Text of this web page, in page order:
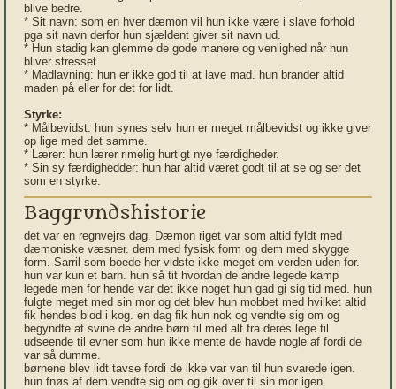
blive bedre.
* Sit navn: som en hver dæmon vil hun ikke være i slave forhold
pga sit navn derfor hun sjældent giver sit navn ud.
* Hun stadig kan glemme de gode manere og venlighed når hun
bliver stresset.
* Madlavning: hun er ikke god til at lave mad. hun brander altid
maden på eller for det for lidt.
Styrke:
* Målbevidst: hun synes selv hun er meget målbevidst og ikke giver
op lige med det samme.
* Lærer: hun lærer rimelig hurtigt nye færdigheder.
* Sin sy færdighedder: hun har altid været godt til at se og ser det
som en styrke.
Baggrundshistorie
det var en regnvejrs dag. Dæmon riget var som altid fyldt med
dæmoniske væsner. dem med fysisk form og dem med skygge
form. Sarril som boede her vidste ikke meget om verden uden for.
hun var kun et barn. hun så tit hvordan de andre legede kamp
legede men for hende var det ikke noget hun gad gi sig tid med. hun
fulgte meget med sin mor og det blev hun mobbet med hvilket altid
fik hendes blod i kog. en dag fik hun nok og vendte sig om og
begyndte at svine de andre børn til med alt fra deres lege til
udseende til evner som hun ikke mente de havde nogle af fordi de
var så dumme.
børnene blev lidt tavse fordi de ikke var van til hun svarede igen.
hun fnøs af dem vendte sig om og gik over til sin mor igen.